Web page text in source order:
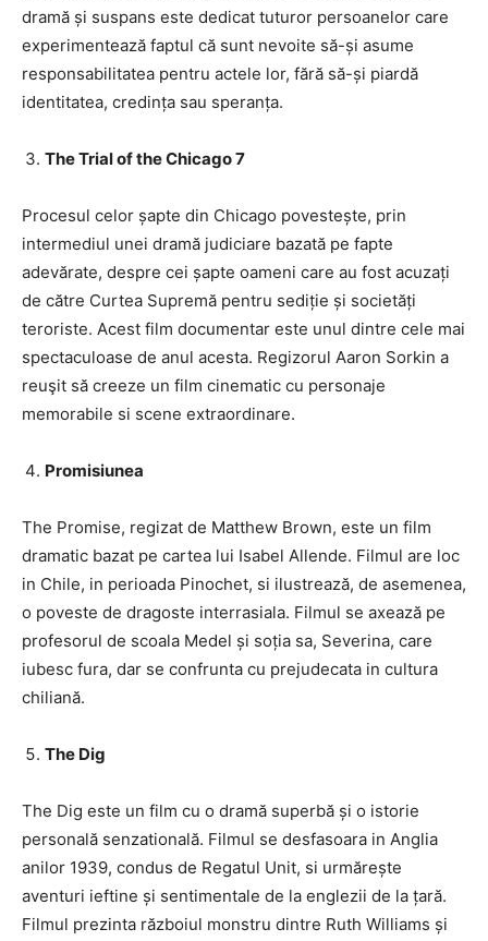
dramă și suspans este dedicat tuturor persoanelor care
experimentează faptul că sunt nevoite să-și asume
responsabilitatea pentru actele lor, fără să-și piardă
identitatea, credința sau speranța.
The Trial of the Chicago 7
Procesul celor șapte din Chicago povestește, prin
intermediul unei dramă judiciare bazată pe fapte
adevărate, despre cei șapte oameni care au fost acuzați
de către Curtea Supremă pentru sediție și societăți
teroriste. Acest film documentar este unul dintre cele mai
spectaculoase de anul acesta. Regizorul Aaron Sorkin a
reuşit să creeze un film cinematic cu personaje
memorabile si scene extraordinare.
Promisiunea
The Promise, regizat de Matthew Brown, este un film
dramatic bazat pe cartea lui Isabel Allende. Filmul are loc
in Chile, in perioada Pinochet, si ilustrează, de asemenea,
o poveste de dragoste interrasiala. Filmul se axează pe
profesorul de scoala Medel și soția sa, Severina, care
iubesc fura, dar se confrunta cu prejudecata in cultura
chiliană.
The Dig
The Dig este un film cu o dramă superbă și o istorie
personală senzatională. Filmul se desfasoara in Anglia
anilor 1939, condus de Regatul Unit, si urmărește
aventuri ieftine și sentimentale de la englezii de la țară.
Filmul prezinta războiul monstru dintre Ruth Williams și